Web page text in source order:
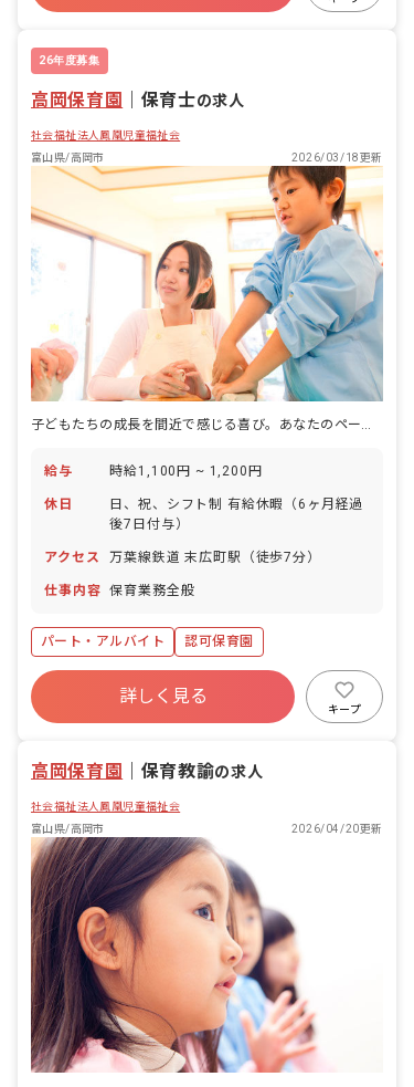
26年度募集
高岡保育園 保育士の求人
社会福祉法人鳳凰児童福祉会
富山県/高岡市
2026/03/18更新
子どもたちの成長を間近で感じる喜び。あなたのペースで輝ける場所がここにあります！
給与 時給1,100円 ~ 1,200円
休日
日、祝、シフト制 有給休暇（6ヶ月経過
後7日付与）
アクセス 万葉線鉄道 末広町駅（徒歩7分）
仕事内容 保育業務全般
パート・アルバイト 認可保育園
詳しく見る
キープ
高岡保育園 保育教諭の求人
社会福祉法人鳳凰児童福祉会
富山県/高岡市
2026/04/20更新